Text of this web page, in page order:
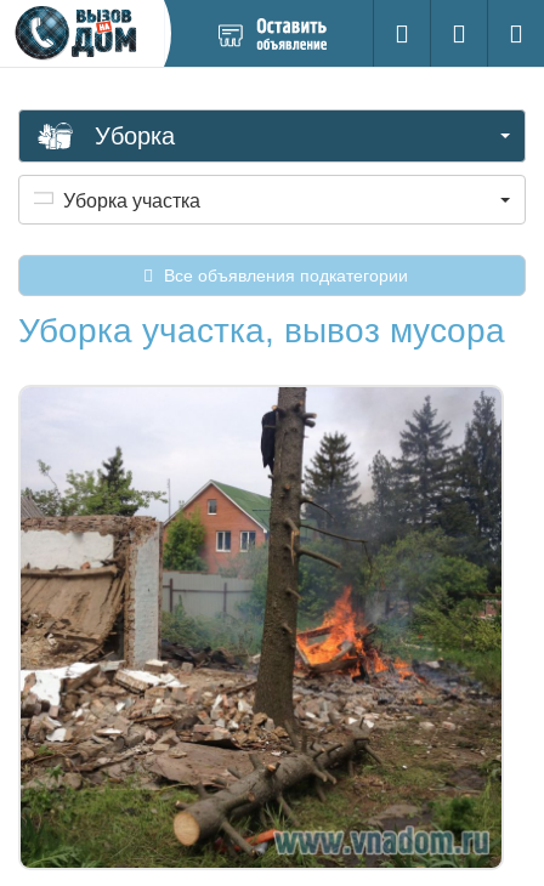
новое
Поиск
Вход на
Уборка
Уборка участка
Все объявления подкатегории
Уборка участка, вывоз мусора